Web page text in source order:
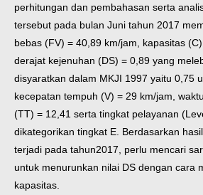
perhitungan dan pembahasan serta
tersebut pada bulan Juni tahun 2017
bebas (FV) = 40,89 km/jam, kapasitas
derajat kejenuhan (DS) = 0,89 yang
disyaratkan dalam MKJI 1997 yaitu 0,75
kecepatan tempuh (V) = 29 km/jam,
(TT) = 12,41 serta tingkat pelayanan
dikategorikan tingkat E. Berdasarkan
terjadi pada tahun2017, perlu mencari
untuk menurunkan nilai DS dengan cara
kapasitas.